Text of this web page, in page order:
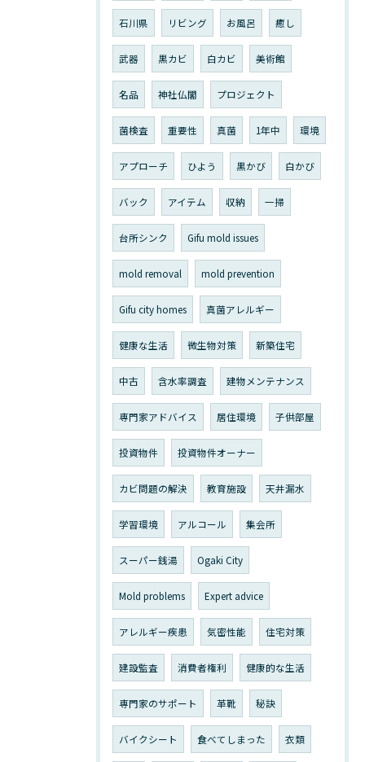
石川県 リビング お風呂 癒し
武器 黒カビ 白カビ 美術館
名品 神社仏閣 プロジェクト
菌検査 重要性 真菌 1年中 環境
アプローチ ひよう 黒かび 白かび
バック アイテム 収納 一掃
台所シンク Gifu mold issues
mold removal mold prevention
Gifu city homes 真菌アレルギー
健康な生活 微生物対策 新築住宅
中古 含水率調査 建物メンテナンス
専門家アドバイス 居住環境 子供部屋
投資物件 投資物件オーナー
カビ問題の解決 教育施設 天井漏水
学習環境 アルコール 集会所
スーパー銭湯 Ogaki City
Mold problems Expert advice
アレルギー疾患 気密性能 住宅対策
建設監査 消費者権利 健康的な生活
専門家のサポート 革靴 秘訣
バイクシート 食べてしまった 衣類